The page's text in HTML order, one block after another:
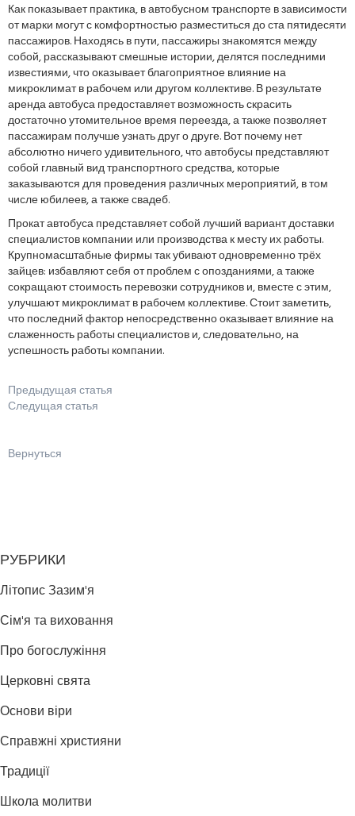
Как показывает практика, в автобусном транспорте в зависимости
от марки могут с комфортностью разместиться до ста пятидесяти
пассажиров. Находясь в пути, пассажиры знакомятся между
собой, рассказывают смешные истории, делятся последними
известиями, что оказывает благоприятное влияние на
микроклимат в рабочем или другом коллективе. В результате
аренда автобуса предоставляет возможность скрасить
достаточно утомительное время переезда, а также позволяет
пассажирам получше узнать друг о друге. Вот почему нет
абсолютно ничего удивительного, что автобусы представляют
собой главный вид транспортного средства, которые
заказываются для проведения различных мероприятий, в том
числе юбилеев, а также свадеб.
Прокат автобуса представляет собой лучший вариант доставки
специалистов компании или производства к месту их работы.
Крупномасштабные фирмы так убивают одновременно трёх
зайцев: избавляют себя от проблем с опозданиями, а также
сокращают стоимость перевозки сотрудников и, вместе с этим,
улучшают микроклимат в рабочем коллективе. Стоит заметить,
что последний фактор непосредственно оказывает влияние на
слаженность работы специалистов и, следовательно, на
успешность работы компании.
Предыдущая статья
Следущая статья
Вернуться
РУБРИКИ
Літопис Зазим'я
Сім'я та виховання
Про богослужіння
Церковні свята
Основи віри
Справжні християни
Традиції
Школа молитви